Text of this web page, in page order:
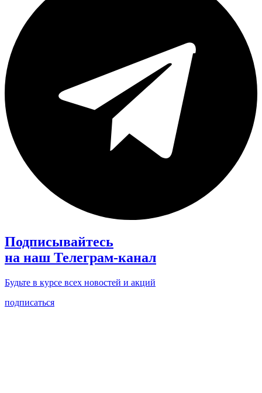
Подписывайтесь
на наш Телеграм-канал
Будьте в курсе всех новостей и акций
подписаться